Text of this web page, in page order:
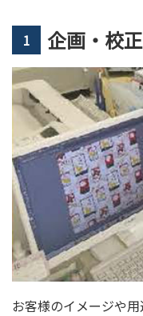
1 企画・校正
お客様のイメージや